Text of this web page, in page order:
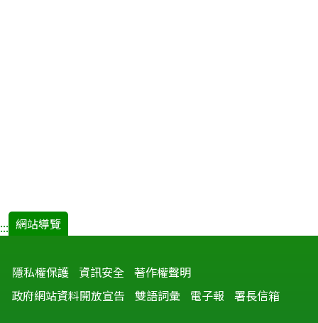
::: 網站導覽
隱私權保護 資訊安全 著作權聲明
政府網站資料開放宣告
雙語詞彙 電子報 署長信箱